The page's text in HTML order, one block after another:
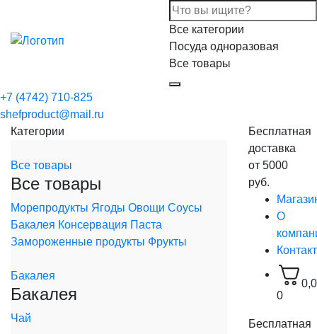
Все категории
Посуда одноразовая
Все товары
+7 (4742) 710-825
shefproduct@mail.ru
Категории
Все товары
Все товары
Морепродукты Ягоды Овощи Соусы
Бакалея Консервация Паста
Замороженные продукты Фрукты
Бакалея
Бакалея
Чай
Бесплатная
доставка
от 5000
руб.
О
0
Бесплатная